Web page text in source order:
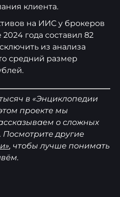
клиента.
на ИИС у брокеров
года составил 82
из анализа
средний размер
в «Энциклопедии
проекте мы
о сложных
другие
, чтобы лучше понимать